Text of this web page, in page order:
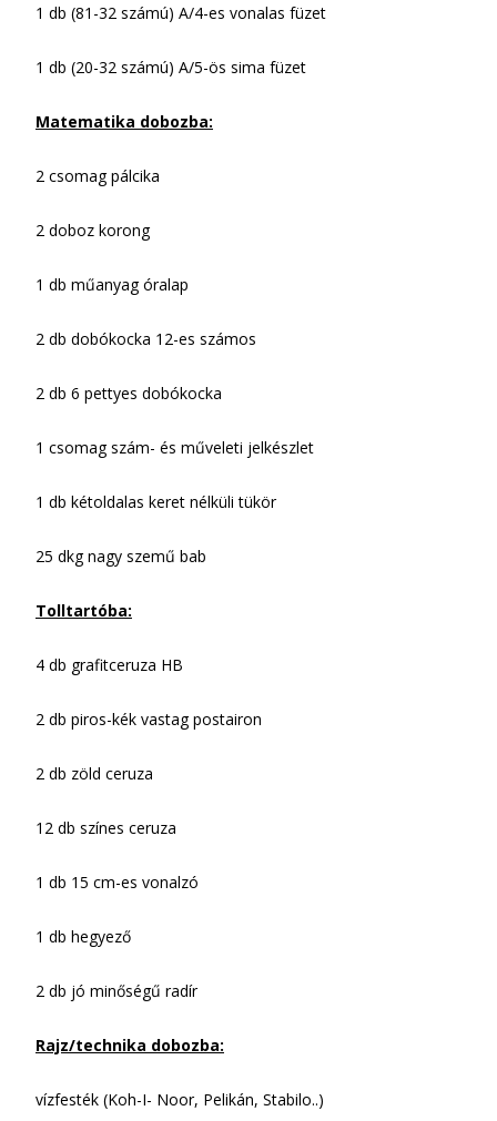
1 db (81-32 számú) A/4-es vonalas füzet
1 db (20-32 számú) A/5-ös sima füzet
Matematika dobozba:
2 csomag pálcika
2 doboz korong
1 db műanyag óralap
2 db dobókocka 12-es számos
2 db 6 pettyes dobókocka
1 csomag szám- és műveleti jelkészlet
1 db kétoldalas keret nélküli tükör
25 dkg nagy szemű bab
Tolltartóba:
4 db grafitceruza HB
2 db piros-kék vastag postairon
2 db zöld ceruza
12 db színes ceruza
1 db 15 cm-es vonalzó
1 db hegyező
2 db jó minőségű radír
Rajz/technika dobozba:
vízfesték (Koh-I- Noor, Pelikán, Stabilo..)